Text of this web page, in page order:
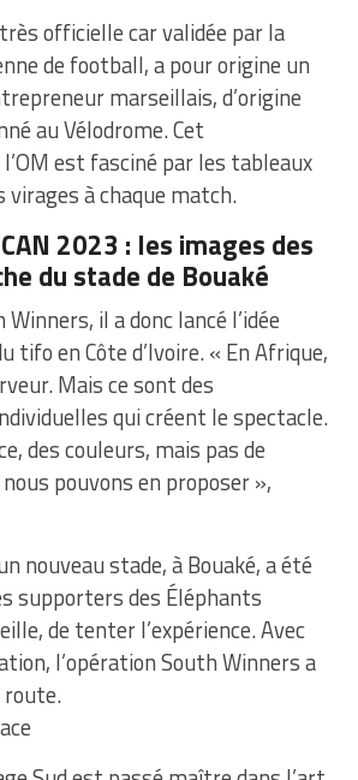
officielle car validée par la
de football, a pour origine un
marseillais, d’origine
au Vélodrome. Cet
est fasciné par les tableaux
virages à chaque match.
2023 : les images des
du stade de Bouaké
il a donc lancé l’idée
tifo en Côte d’Ivoire. « En Afrique,
Mais ce sont des
qui créent le spectacle.
des couleurs, mais pas de
pouvons en proposer »,
nouveau stade, à Bouaké, a été
supporters des Éléphants
de tenter l’expérience. Avec
l’opération South Winners a
route.